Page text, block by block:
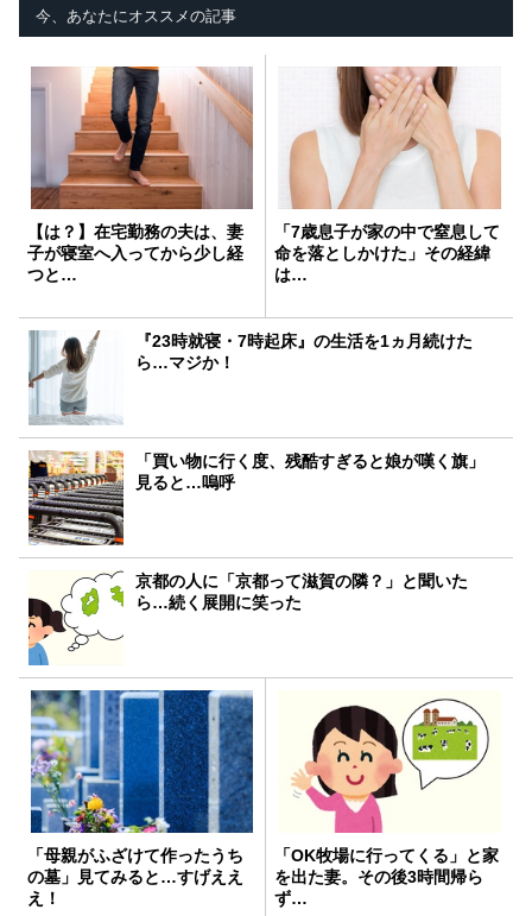
今、あなたにオススメの記事
【は？】在宅勤務の夫は、妻
子が寝室へ入ってから少し経
つと…
「7歳息子が家の中で窒息して
命を落としかけた」その経緯
は…
『23時就寝・7時起床』の生活を1ヵ月続けた
ら…マジか！
「買い物に行く度、残酷すぎると娘が嘆く旗」
見ると…嗚呼
京都の人に「京都って滋賀の隣？」と聞いた
ら…続く展開に笑った
「母親がふざけて作ったうち
の墓」見てみると…すげええ
え！
「OK牧場に行ってくる」と家
を出た妻。その後3時間帰ら
ず…